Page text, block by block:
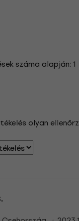
száma alapján: 1
olyan